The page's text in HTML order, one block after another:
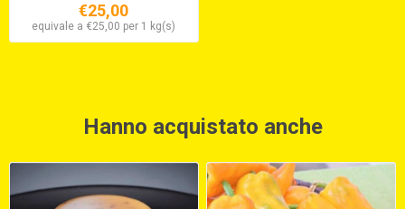
€25,00
equivale a €25,00 per 1 kg(s)
Hanno acquistato anche